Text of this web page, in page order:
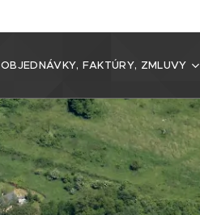
OBJEDNÁVKY, FAKTÚRY, ZMLUVY